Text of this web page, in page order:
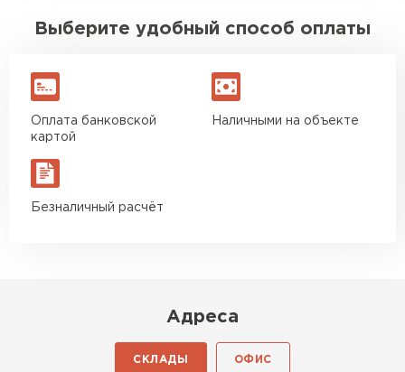
Выберите удобный способ оплаты
Оплата банковской
картой
Наличными на объекте
Безналичный расчёт
Адреса
СКЛАДЫ ОФИС
Утеплитель Baswool
ПЕРЕЙТИ
ПЕРЕЙТИ